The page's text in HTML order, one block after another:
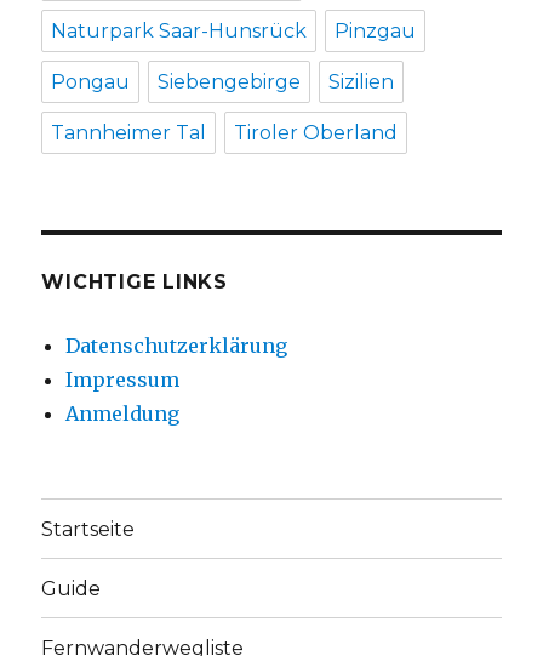
Naturpark Saar-Hunsrück Pinzgau
Pongau Siebengebirge Sizilien
Tannheimer Tal Tiroler Oberland
WICHTIGE LINKS
Datenschutzerklärung
Impressum
Anmeldung
Startseite
Guide
Fernwanderwegliste